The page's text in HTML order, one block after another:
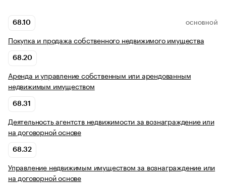
68.10 ОСНОВНОЙ
Покупка и продажа собственного недвижимого имущества
68.20
Аренда и управление собственным или арендованным
недвижимым имуществом
68.31
Деятельность агентств недвижимости за вознаграждение или
на договорной основе
68.32
Управление недвижимым имуществом за вознаграждение или
на договорной основе